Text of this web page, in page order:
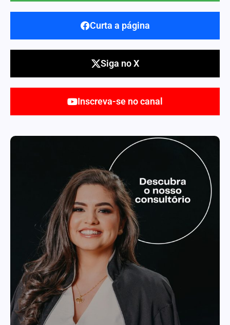
Curta a página
Siga no X
Inscreva-se no canal